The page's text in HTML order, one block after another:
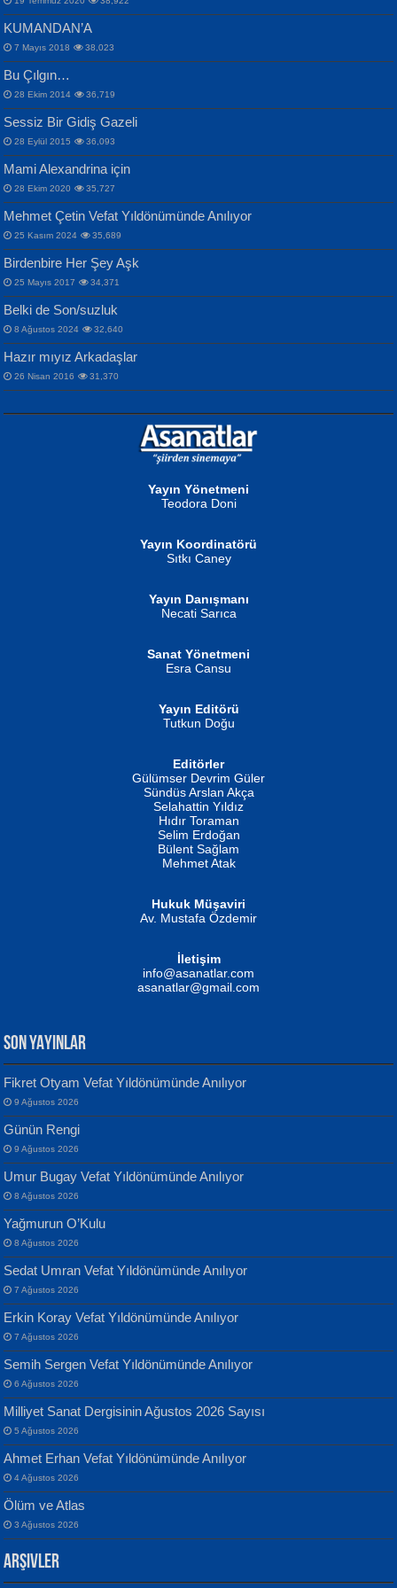
İPEK ACAR SERT
Gazze’nin Şecaati, Ümmetin İmtihanı...
MAHMUT GÜRBÜZ
İbrahim Olmak ve Bitirebilmek...
NURAN KÖSE BAYDAR
İSMAİL OKUTAN
Erkeklerin Kahrolması Ne Demektir
MUSTAFA KELOĞLU
Yarına İz Bırakmak...
ATİLLA ÖZEN
Sultan Olmadan Önce Eyüp...
EKREM KARABABA
Selahattin Yıldız
İdrakimle Üşürken...
Songül Özel
Mahzen...
Ben Deniz Değilim ki...
Evvel Zaman Tanrıçası...
Yılmaz Ekinci
Geceye Söylenen...
Banu Sancak
Defterimden İçeri...
İsmail Aydos
İnkisar...
ERDEM BAYAZIT
Sana, Bana, Vatanıma, Ülkemin
İnsanlarına Dair...
NAZIM HİKMET RAN
Bir Cezaevinde, Tecritteki Adamın
Mektupları...
KUMANDAN’A
7 Mayıs 2018 38,023
Bu Çılgın…
28 Ekim 2014 36,719
Sessiz Bir Gidiş Gazeli
28 Eylül 2015 36,093
Mami Alexandrina için
28 Ekim 2020 35,727
Mehmet Çetin Vefat Yıldönümünde Anılıyor
25 Kasım 2024 35,689
Birdenbire Her Şey Aşk
25 Mayıs 2017 34,371
Belki de Son/suzluk
8 Ağustos 2024 32,640
Hazır mıyız Arkadaşlar
26 Nisan 2016 31,370
Yayın Yönetmeni
Teodora Doni
Yayın Koordinatörü
Sıtkı Caney
Yayın Danışmanı
Necati Sarıca
Sanat Yönetmeni
Esra Cansu
Yayın Editörü
Tutkun Doğu
Editörler
Gülümser Devrim Güler
Sündüs Arslan Akça
Selahattin Yıldız
Hıdır Toraman
Selim Erdoğan
Bülent Sağlam
Mehmet Atak
Hukuk Müşaviri
Av. Mustafa Özdemir
İletişim
info@asanatlar.com
asanatlar@gmail.com
SON YAYINLAR
Fikret Otyam Vefat Yıldönümünde Anılıyor
9 Ağustos 2026
Günün Rengi
9 Ağustos 2026
Umur Bugay Vefat Yıldönümünde Anılıyor
8 Ağustos 2026
Yağmurun O’Kulu
8 Ağustos 2026
Sedat Umran Vefat Yıldönümünde Anılıyor
7 Ağustos 2026
Erkin Koray Vefat Yıldönümünde Anılıyor
7 Ağustos 2026
Semih Sergen Vefat Yıldönümünde Anılıyor
6 Ağustos 2026
Milliyet Sanat Dergisinin Ağustos 2026 Sayısı
5 Ağustos 2026
Ahmet Erhan Vefat Yıldönümünde Anılıyor
4 Ağustos 2026
Ölüm ve Atlas
3 Ağustos 2026
Arşivler